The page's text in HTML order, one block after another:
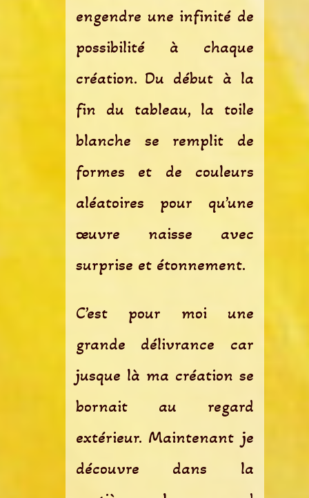
engendre une infinité de
possibilité à chaque
création. Du début à la
fin du tableau, la toile
blanche se remplit de
formes et de couleurs
aléatoires pour qu’une
œuvre naisse avec
surprise et étonnement.
C’est pour moi une
grande délivrance car
jusque là ma création se
bornait au regard
extérieur. Maintenant je
découvre dans la